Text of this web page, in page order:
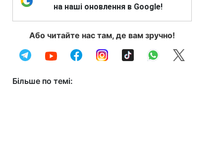
на наші оновлення в Google!
Або читайте нас там, де вам зручно!
Більше по темі: